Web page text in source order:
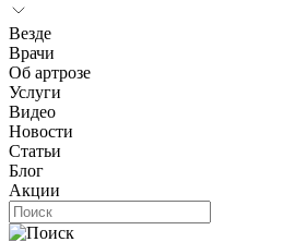
Везде
Врачи
Об артрозе
Услуги
Видео
Новости
Статьи
Блог
Акции